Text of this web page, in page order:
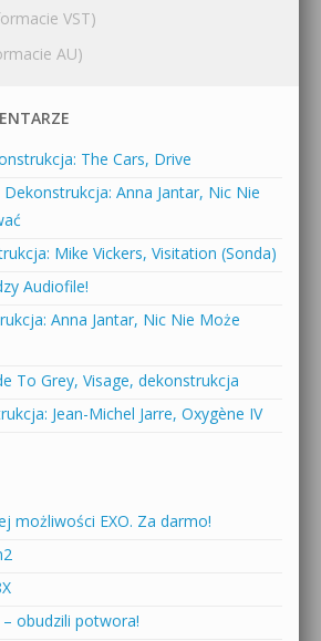
VST)
AU)
The Cars, Drive
Dekonstrukcja: Anna Jantar, Nic Nie
Mike Vickers, Visitation (Sonda)
Audiofile!
Anna Jantar, Nic Nie Może
To Grey, Visage, dekonstrukcja
Jean-Michel Jarre, Oxygène IV
możliwości EXO. Za darmo!
obudzili potwora!